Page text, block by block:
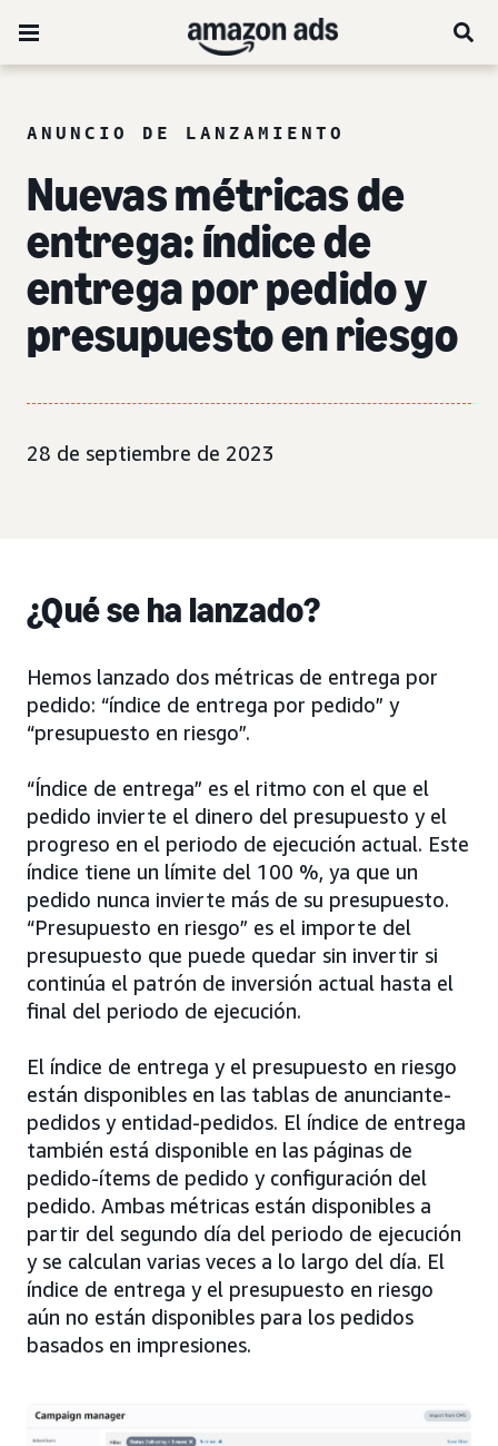
ANUNCIO DE LANZAMIENTO
Nuevas métricas de
entrega: índice de
entrega por pedido y
presupuesto en riesgo
28 de septiembre de 2023
¿Qué se ha lanzado?
Hemos lanzado dos métricas de entrega por
pedido: “índice de entrega por pedido” y
“presupuesto en riesgo”.
“Índice de entrega” es el ritmo con el que el
pedido invierte el dinero del presupuesto y el
progreso en el periodo de ejecución actual. Este
índice tiene un límite del 100 %, ya que un
pedido nunca invierte más de su presupuesto.
“Presupuesto en riesgo” es el importe del
presupuesto que puede quedar sin invertir si
continúa el patrón de inversión actual hasta el
final del periodo de ejecución.
El índice de entrega y el presupuesto en riesgo
están disponibles en las tablas de anunciante-
pedidos y entidad-pedidos. El índice de entrega
también está disponible en las páginas de
pedido-ítems de pedido y configuración del
pedido. Ambas métricas están disponibles a
partir del segundo día del periodo de ejecución
y se calculan varias veces a lo largo del día. El
índice de entrega y el presupuesto en riesgo
aún no están disponibles para los pedidos
basados en impresiones.